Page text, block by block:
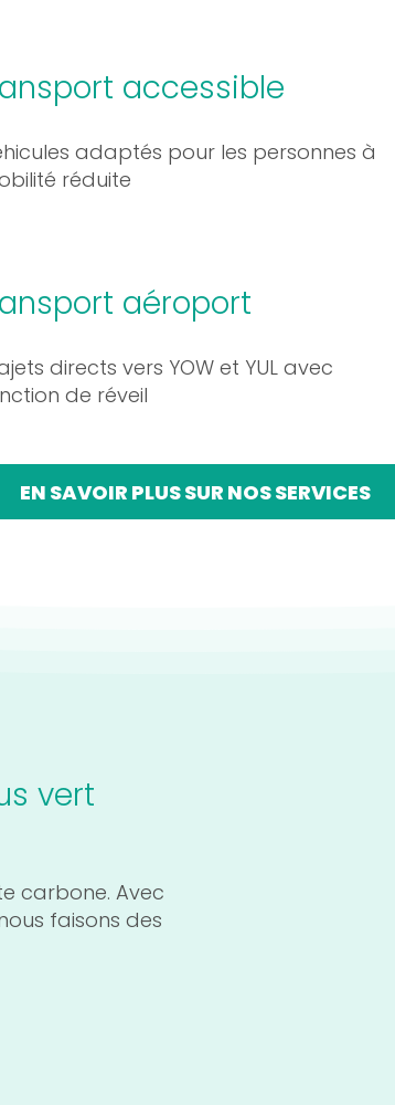
accessible
adaptés pour les personnes à
réduite
aéroport
directs vers YOW et YUL avec
de réveil
EN SAVOIR PLUS SUR NOS SERVICES
vert
carbone. Avec
faisons des